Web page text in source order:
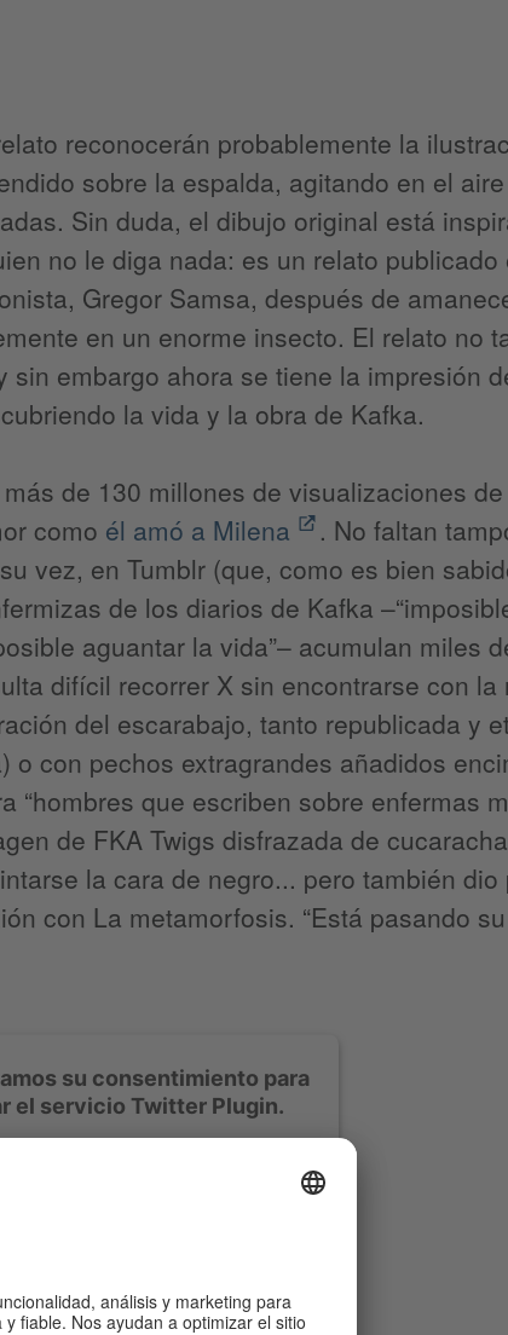
reconocerán probablemente la
sobre la espalda, agitando en el aire
Sin duda, el dibujo original está
no le diga nada: es un relato publicado
Gregor Samsa, después de
en un enorme insecto. El relato no
embargo ahora se tiene la impresión
la vida y la obra de Kafka.
de 130 millones de visualizaciones de
como él amó a Milena
. No faltan
vez, en Tumblr (que, como es bien
de los diarios de Kafka
aguantar la vida”– acumulan miles
difícil recorrer X sin encontrarse con la
del escarabajo, tanto republicada y
o con pechos extragrandes añadidos
“hombres que escriben sobre enfermas
de FKA Twigs disfrazada de cucaracha
la cara de negro... pero también dio
con La metamorfosis. “Está pasando
su consentimiento para
el servicio Twitter Plugin.
recopilar datos sobre su actividad. Le